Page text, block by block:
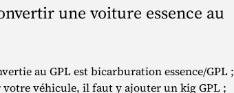
une voiture essence au
au GPL est bicarburation essence/GPL ;
véhicule, il faut y ajouter un kig GPL ;